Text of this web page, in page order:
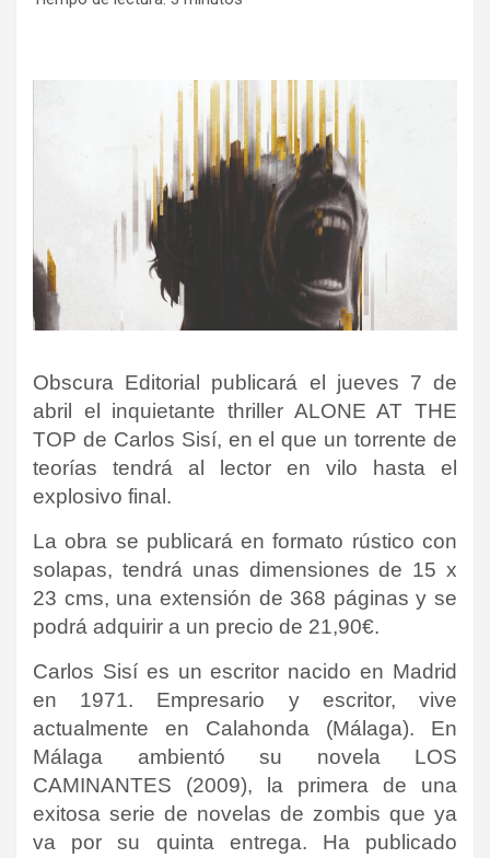
Obscura Editorial publicará el jueves 7 de
abril el inquietante thriller ALONE AT THE
TOP de Carlos Sisí, en el que un torrente de
teorías tendrá al lector en vilo hasta el
explosivo final.
La obra se publicará en formato rústico con
solapas, tendrá unas dimensiones de 15 x
23 cms, una extensión de 368 páginas y se
podrá adquirir a un precio de 21,90€.
Carlos Sisí es un escritor nacido en Madrid
en 1971. Empresario y escritor, vive
actualmente en Calahonda (Málaga). En
Málaga ambientó su novela LOS
CAMINANTES (2009), la primera de una
exitosa serie de novelas de zombis que ya
va por su quinta entrega. Ha publicado